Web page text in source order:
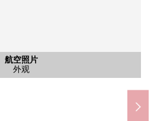
航空照片
外观
共有部分
howaie
共有部分
门卫柜台
共有部分
View休息室
共有部分
View休息室
共有部分
View休息室的风景
共有部分
图书休息室
共有部分
图书休息室
共有部分
Forest咖啡厅
共有部分
Forest咖啡厅
共有部分
健身演播室
共有部分
研究房
共有部分
兒童房
共有部分
信箱
共有部分
开放的Forest
入口
大厅入口车道
外观
外观
航空照片
(2026年5月拍摄)
航空照片
航空照片
航空照片
航空照片
航空照片
区域航空照片
航空照片
区域航空照片
航空照片
区域航空照片
航空照片
区域航空照片
航空照片
区域航空照片
豊海小学校(约390m)
步行5分钟
海西中学校(约990m)
步行13分钟
哄6丁目商店(约160m)
步行2分钟
哄5丁目商店(约30m)
步行1分钟
胜哄5丁目商店(约110m)
步行2分钟